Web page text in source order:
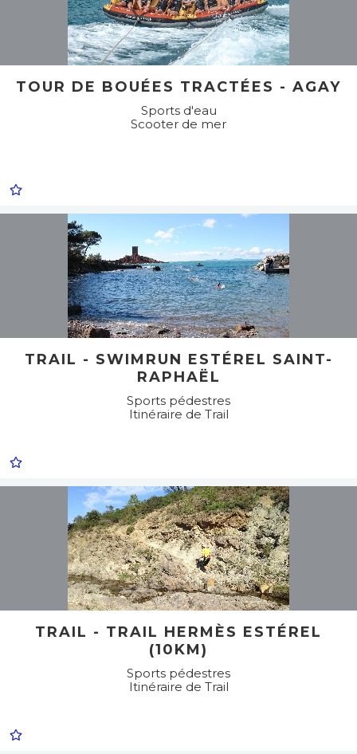
TOUR DE BOUÉES TRACTÉES - AGAY
Sports d'eau
Scooter de mer
TRAIL - SWIMRUN ESTÉREL SAINT-
RAPHAËL
Sports pédestres
Itinéraire de Trail
TRAIL - TRAIL HERMÈS ESTÉREL
(10KM)
Sports pédestres
Itinéraire de Trail